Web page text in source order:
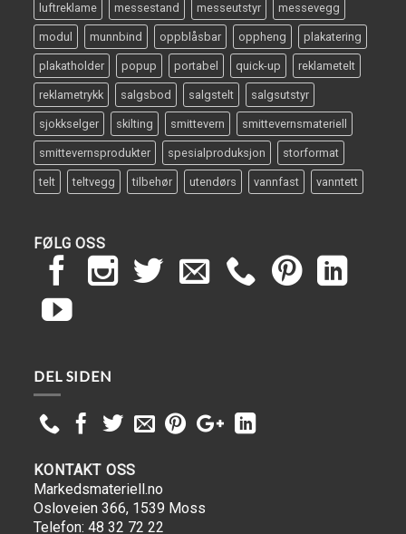
luftreklame messestand messeutstyr messevegg
modul munnbind oppblåsbar oppheng plakatering
plakatholder popup portabel quick-up reklametelt
reklametrykk salgsbod salgstelt salgsutstyr
sjokkselger skilting smittevern smittevernsmateriell
smittevernsprodukter spesialproduksjon storformat
telt teltvegg tilbehør utendørs vannfast vanntett
FØLG OSS
DEL SIDEN
KONTAKT OSS
Markedsmateriell.no
Osloveien 366, 1539 Moss
Telefon: 48 32 72 22